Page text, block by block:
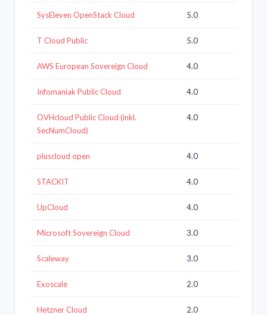
SysEleven OpenStack Cloud 5.0
T Cloud Public 5.0
AWS European Sovereign Cloud 4.0
Infomaniak Public Cloud 4.0
OVHcloud Public Cloud (inkl.
SecNumCloud)
4.0
pluscloud open 4.0
STACKIT 4.0
UpCloud 4.0
Microsoft Sovereign Cloud 3.0
Scaleway 3.0
Exoscale 2.0
Hetzner Cloud 2.0